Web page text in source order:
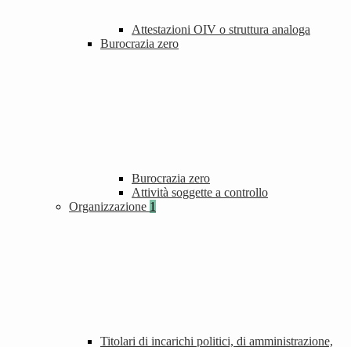
Attestazioni OIV o struttura analoga
Burocrazia zero
Burocrazia zero
Attività soggette a controllo
Organizzazione 1
Titolari di incarichi politici, di amministrazione,